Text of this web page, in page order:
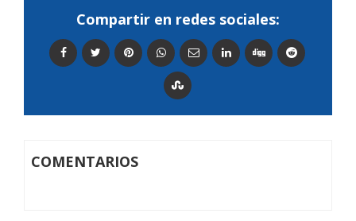
Compartir en redes sociales:
COMENTARIOS